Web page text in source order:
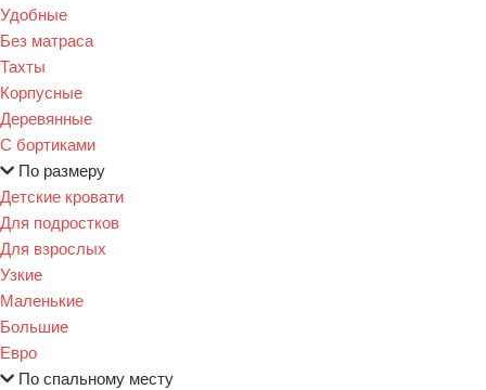
Удобные
Без матраса
Тахты
Корпусные
Деревянные
С бортиками
По размеру
Детские кровати
Для подростков
Для взрослых
Узкие
Маленькие
Большие
Евро
По спальному месту